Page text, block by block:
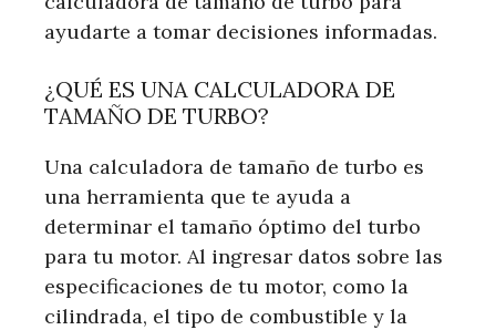
ayudarte a tomar decisiones informadas.
¿QUÉ ES UNA CALCULADORA DE
TAMAÑO DE TURBO?
Una calculadora de tamaño de turbo es
una herramienta que te ayuda a
determinar el tamaño óptimo del turbo
para tu motor. Al ingresar datos sobre las
especificaciones de tu motor, como la
cilindrada, el tipo de combustible y la